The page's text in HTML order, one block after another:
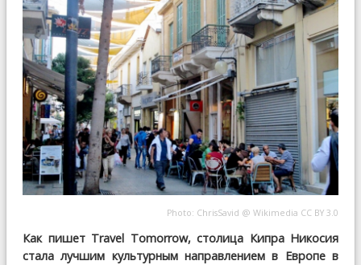
Photo: ChrisSavid @ Wikimedia CC BY 3.0
Как пишет Travel Tomorrow, столица Кипра Никосия
стала лучшим культурным направлением в Европе в